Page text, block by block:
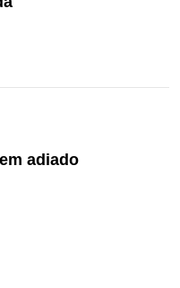
adiado